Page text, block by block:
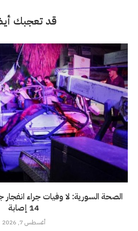
قد تعجبك
الصحة السورية: لا وفيات جراء انفجار
14 إصابة
أغسطس 7, 2026